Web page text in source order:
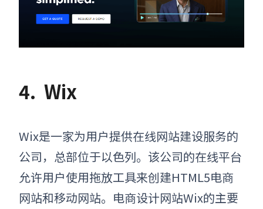
4. Wix
Wix是一家为用户提供在线网站建设服务的
公司，总部位于以色列。该公司的在线平台
允许用户使用拖放工具来创建HTML5电商
网站和移动网站。电商设计网站Wix的主要